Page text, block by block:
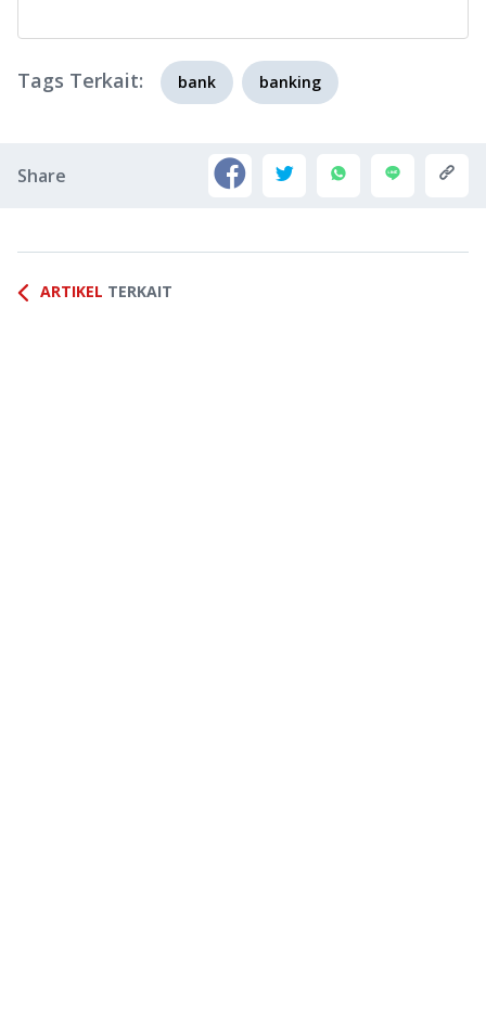
Tags Terkait: bank banking
Share
ARTIKEL TERKAIT